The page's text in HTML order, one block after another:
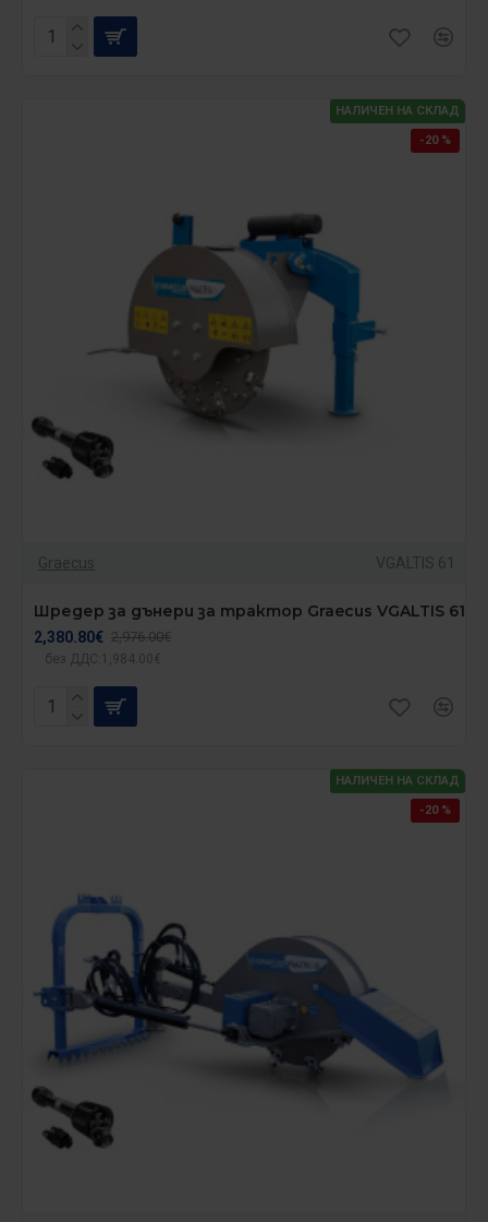
НАЛИЧЕН НА СКЛАД
-20 %
Graecus VGALTIS 61
Шредер за дънери за трактор Graecus VGALTIS 61
2,380.80€ 2,976.00€
без ДДС:1,984.00€
НАЛИЧЕН НА СКЛАД
-20 %